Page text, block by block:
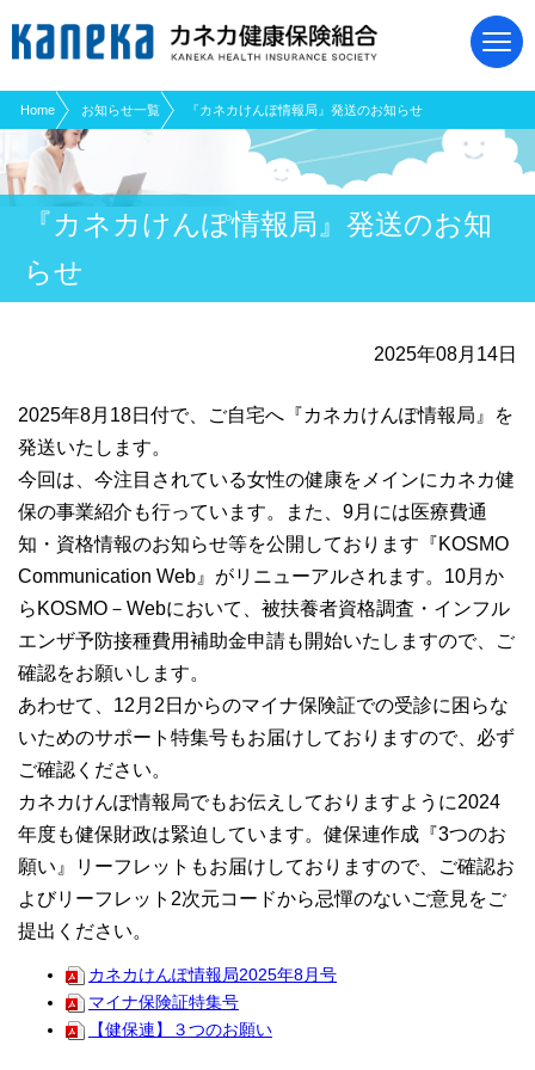
Home お知らせ一覧 『カネカけんぽ情報局』発送のお知らせ
『カネカけんぽ情報局』発送のお知
らせ
2025年08月14日
2025年8月18日付で、ご自宅へ『カネカけんぽ情報局』を
発送いたします。
今回は、今注目されている女性の健康をメインにカネカ健
保の事業紹介も行っています。また、9月には医療費通
知・資格情報のお知らせ等を公開しております『KOSMO
Communication Web』がリニューアルされます。10月か
らKOSMO－Webにおいて、被扶養者資格調査・インフル
エンザ予防接種費用補助金申請も開始いたしますので、ご
確認をお願いします。
あわせて、12月2日からのマイナ保険証での受診に困らな
いためのサポート特集号もお届けしておりますので、必ず
ご確認ください。
カネカけんぽ情報局でもお伝えしておりますように2024
年度も健保財政は緊迫しています。健保連作成『3つのお
願い』リーフレットもお届けしておりますので、ご確認お
よびリーフレット2次元コードから忌憚のないご意見をご
提出ください。
カネカけんぽ情報局2025年8月号
マイナ保険証特集号
【健保連】３つのお願い